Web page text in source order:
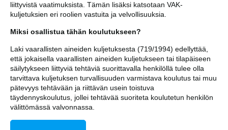
liittyvistä vaatimuksista. Tämän lisäksi katsotaan VAK-
kuljetuksien eri roolien vastuita ja velvollisuuksia.
Miksi osallistua tähän koulutukseen?
Laki vaarallisten aineiden kuljetuksesta (719/1994) edellyttää,
että jokaisella vaarallisten aineiden kuljetukseen tai tilapäiseen
säilytykseen liittyviä tehtäviä suorittavalla henkilöllä tulee olla
tarvittava kuljetuksen turvallisuuden varmistava koulutus tai muu
pätevyys tehtävään ja riittävän usein toistuva
täydennyskoulutus, jollei tehtävää suoriteta koulutetun henkilön
välittömässä valvonnassa.